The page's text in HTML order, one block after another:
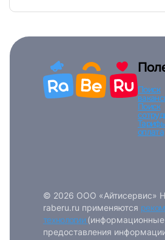
Поиск
Поиск
оплата
© 2026 ООО «Айтисервис»
raberu.ru применяются
технологии (информационные
предоставления